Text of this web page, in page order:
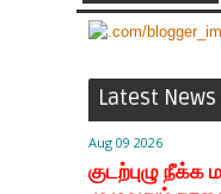
Latest News
Aug 09 2026
குடற்புழு